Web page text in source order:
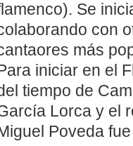
Se
con
más
iniciar en el
tiempo de
Lorca y el
Poveda